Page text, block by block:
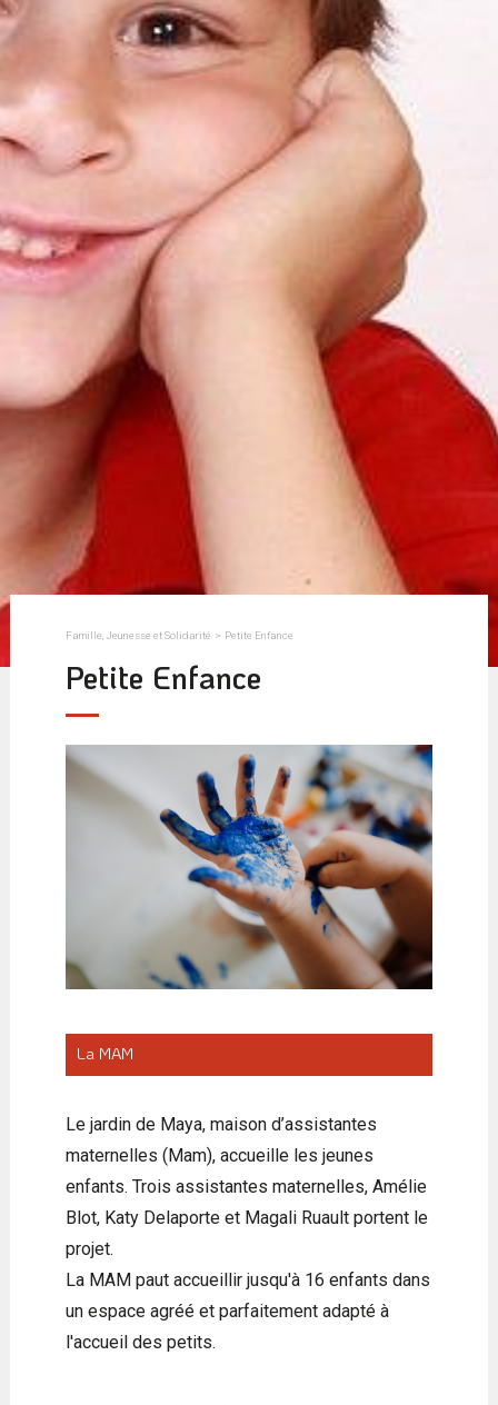
Famille, Jeunesse et Solidarité > Petite Enfance
Petite Enfance
La MAM
Le jardin de Maya, maison d’assistantes
maternelles (Mam), accueille les jeunes
enfants. Trois assistantes maternelles, Amélie
Blot, Katy Delaporte et Magali Ruault portent le
projet.
La MAM paut accueillir jusqu'à 16 enfants dans
un espace agréé et parfaitement adapté à
l'accueil des petits.